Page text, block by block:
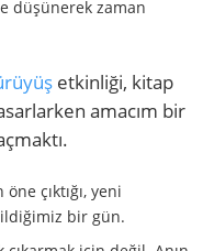
düşünerek zaman
etkinliği, kitap
amacım bir
çıktığı, yeni
bir gün.